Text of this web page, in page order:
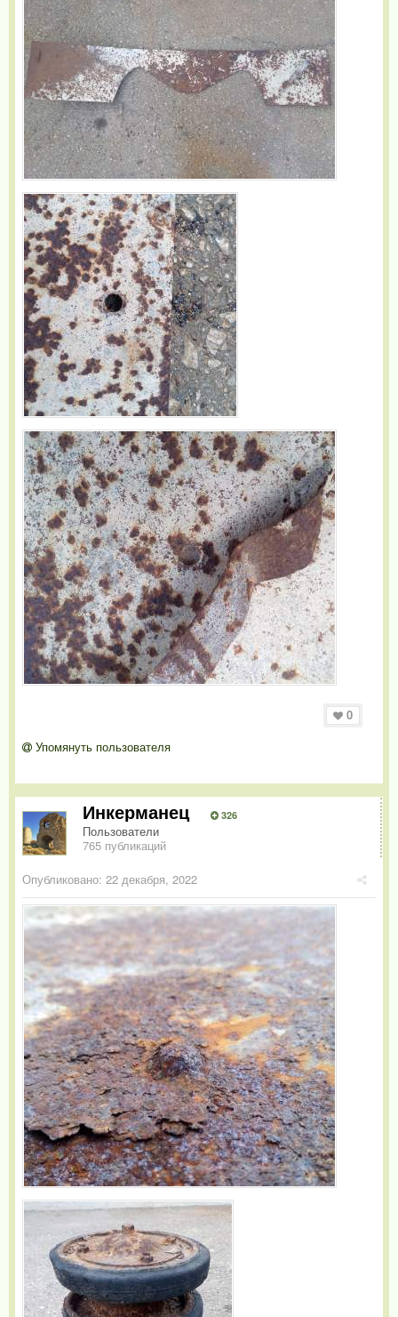
0
Упомянуть пользователя
Инкерманец 326
Пользователи
765 публикаций
Опубликовано: 22 декабря, 2022